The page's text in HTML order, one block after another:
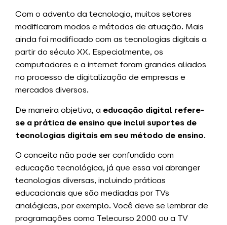
Com o advento da tecnologia, muitos setores
modificaram modos e métodos de atuação. Mais
ainda foi modificado com as tecnologias digitais a
partir do século XX. Especialmente, os
computadores e a internet foram grandes aliados
no processo de digitalização de empresas e
mercados diversos.
De maneira objetiva, a educação digital refere-
se a prática de ensino que inclui suportes de
tecnologias digitais em seu método de ensino.
O conceito não pode ser confundido com
educação tecnológica, já que essa vai abranger
tecnologias diversas, incluindo práticas
educacionais que são mediadas por TVs
analógicas, por exemplo. Você deve se lembrar de
programações como Telecurso 2000 ou a TV